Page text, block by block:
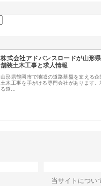
株式会社アドバンスロードが山形
舗装土木工事と求人情報
山形県鶴岡市で地域の道路基盤を支える
土木工事を手がける専門会社があります。
る道…
当サイトについ